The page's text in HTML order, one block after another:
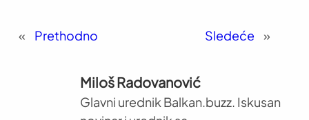
« Prethodno Sledeće »
Miloš Radovanović
Glavni urednik Balkan.buzz. Iskusan